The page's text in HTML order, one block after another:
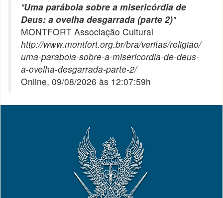
"Uma parábola sobre a misericórdia de
Deus: a ovelha desgarrada (parte 2)"
MONTFORT Associação Cultural
http://www.montfort.org.br/bra/veritas/religiao/
uma-parabola-sobre-a-misericordia-de-deus-
a-ovelha-desgarrada-parte-2/
Online, 09/08/2026 às 12:07:59h